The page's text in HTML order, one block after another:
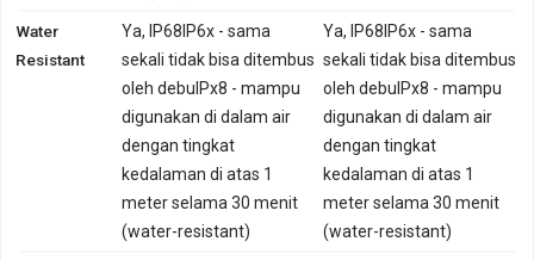
Water
Resistant
Ya, IP68IP6x - sama
sekali tidak bisa ditembus
oleh debuIPx8 - mampu
digunakan di dalam air
dengan tingkat
kedalaman di atas 1
meter selama 30 menit
(water-resistant)
Ya, IP68IP6x - sama
sekali tidak bisa ditembus
oleh debuIPx8 - mampu
digunakan di dalam air
dengan tingkat
kedalaman di atas 1
meter selama 30 menit
(water-resistant)